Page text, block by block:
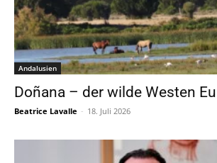
Andalusien
Doñana – der wilde Westen
Beatrice Lavalle - 18. Juli 2026